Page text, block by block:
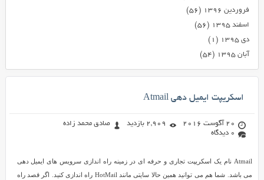
فروردین ۱۳۹۶
(۵۶)
اسفند ۱۳۹۵
(۵۶)
دی ۱۳۹۵
(۱)
آبان ۱۳۹۵
(۵۴)
اسکریپت ایمیل دهی Atmail
20 آگوست 2016 2,909 بازدید
صادق محمد زاده
0 دیدگاه
Atmail نام یک اسکریپت تجاری و حرفه ای در زمینه راه اندازی سرویس های ایمیل دهی
می باشد. شما هم می توانید همین حالا سایتی مانند HotMail راه اندازی کنید. اگر قصد راه